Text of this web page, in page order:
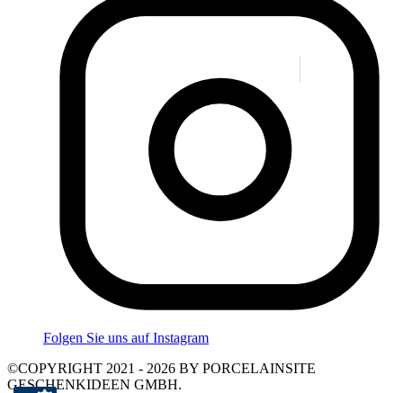
Folgen Sie uns auf Instagram
©COPYRIGHT 2021 - 2026 BY PORCELAINSITE
GESCHENKIDEEN GMBH.